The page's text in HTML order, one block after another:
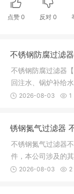
点赞 0 反对 0
不锈钢防腐过滤器
不锈钢防腐过滤器
回注水、锅炉补给
钢304/316·工作压
除水中
2026-08-03 1
锈钢氮气过滤器
不锈钢氮气过滤器
件，本公司涉及的
照和客户选型对照
2026-08-03 2